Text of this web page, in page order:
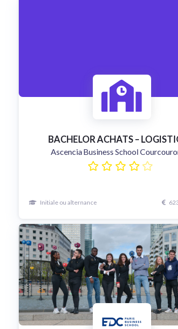
BACHELOR ACHATS –
Ascencia Business School
Initiale ou alternance